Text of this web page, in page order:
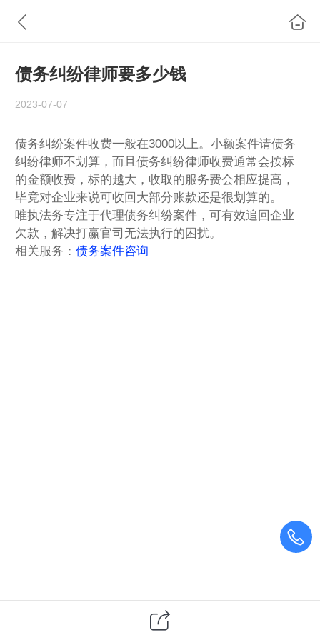
债务纠纷律师要多少钱
2023-07-07
债务纠纷案件收费一般在3000以上。小额案件请债务
纠纷律师不划算，而且债务纠纷律师收费通常会按标
的金额收费，标的越大，收取的服务费会相应提高，
毕竟对企业来说可收回大部分账款还是很划算的。
唯执法务专注于代理债务纠纷案件，可有效追回企业
欠款，解决打赢官司无法执行的困扰。
相关服务： 债务案件咨询